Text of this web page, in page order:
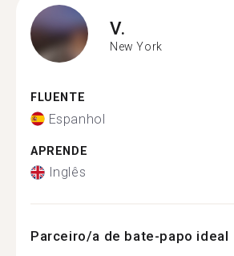
V.
New York
FLUENTE
Espanhol
APRENDE
Inglês
Parceiro/a de bate-papo ideal